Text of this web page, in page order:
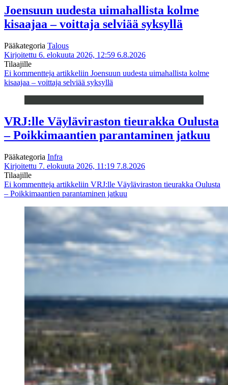
Joensuun uudesta uimahallista kolme
kisaajaa – voittaja selviää syksyllä
Pääkategoria Talous
Kirjoitettu 6. elokuuta 2026, 12:59 6.8.2026
Tilaajille
Ei kommentteja artikkeliin Joensuun uudesta uimahallista kolme
kisaajaa – voittaja selviää syksyllä
VRJ:lle Väyläviraston tieurakka Oulusta
– Poikkimaantien parantaminen jatkuu
Pääkategoria Infra
Kirjoitettu 7. elokuuta 2026, 11:19 7.8.2026
Tilaajille
Ei kommentteja artikkeliin VRJ:lle Väyläviraston tieurakka Oulusta
– Poikkimaantien parantaminen jatkuu